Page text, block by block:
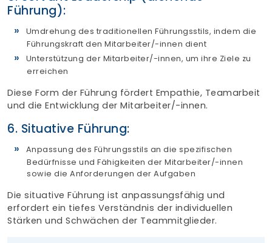
Führung):
Umdrehung des traditionellen Führungsstils, indem die
Führungskraft den Mitarbeiter/-innen dient
Unterstützung der Mitarbeiter/-innen, um ihre Ziele zu
erreichen
Diese Form der Führung fördert Empathie, Teamarbeit
und die Entwicklung der Mitarbeiter/-innen.
6. Situative Führung:
Anpassung des Führungsstils an die spezifischen
Bedürfnisse und Fähigkeiten der Mitarbeiter/-innen
sowie die Anforderungen der Aufgaben
Die situative Führung ist anpassungsfähig und
erfordert ein tiefes Verständnis der individuellen
Stärken und Schwächen der Teammitglieder.